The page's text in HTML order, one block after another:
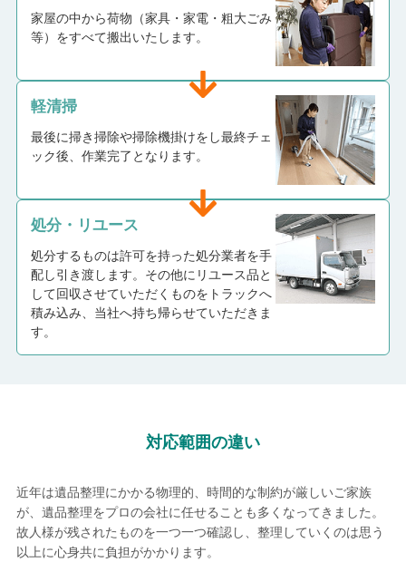
家屋の中から荷物（家具・家電・粗大ごみ
等）をすべて搬出いたします。
軽清掃
最後に掃き掃除や掃除機掛けをし最終チェ
ック後、作業完了となります。
処分・リユース
処分するものは許可を持った処分業者を手
配し引き渡します。その他にリユース品と
して回収させていただくものをトラックへ
積み込み、当社へ持ち帰らせていただきま
す。
対応範囲の違い
近年は遺品整理にかかる物理的、時間的な制約が厳しいご家族
が、遺品整理をプロの会社に任せることも多くなってきました。
故人様が残されたものを一つ一つ確認し、整理していくのは思う
以上に心身共に負担がかかります。